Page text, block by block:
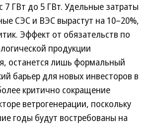
7 ГВт до 5 ГВт. Удельные затраты
СЭС и ВЭС вырастут на 10–20%,
Эффект от обязательств по
продукции
останется лишь формальный
барьер для новых инвесторов в
критично сокращение
ветрогенерации, поскольку
годы будут востребованы на